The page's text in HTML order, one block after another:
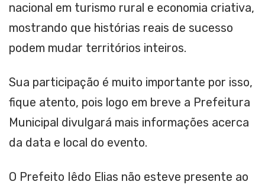
nacional em turismo rural e economia criativa,
mostrando que histórias reais de sucesso
podem mudar territórios inteiros.
Sua participação é muito importante por isso,
fique atento, pois logo em breve a Prefeitura
Municipal divulgará mais informações acerca
da data e local do evento.
O Prefeito Iêdo Elias não esteve presente ao